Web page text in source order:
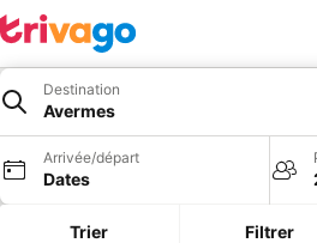
Destination
Avermes
Arrivée/départ
Dates
Trier Filtrer